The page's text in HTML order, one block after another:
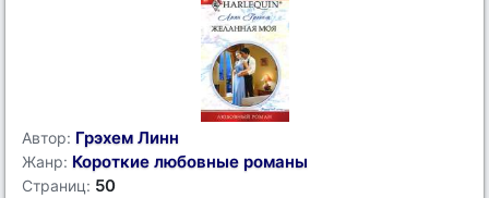
Автор: Грэхем Линн
Жанр: Короткие любовные романы
Страниц: 50